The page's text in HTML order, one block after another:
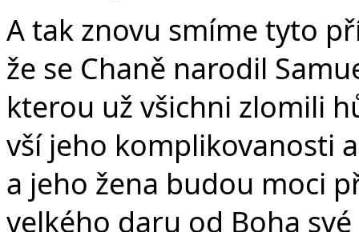
A tak znovu smíme tyto
že se Chaně narodil
kterou už všichni zlomili
vší jeho komplikovanosti
a jeho žena budou moci
velkého daru od Boha